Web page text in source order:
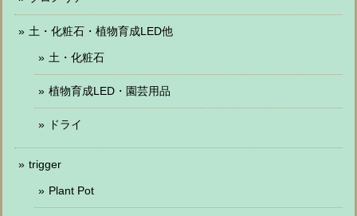
土・化粧石・植物育成LED他
土・化粧石
植物育成LED・園芸用品
ドライ
trigger
Plant Pot